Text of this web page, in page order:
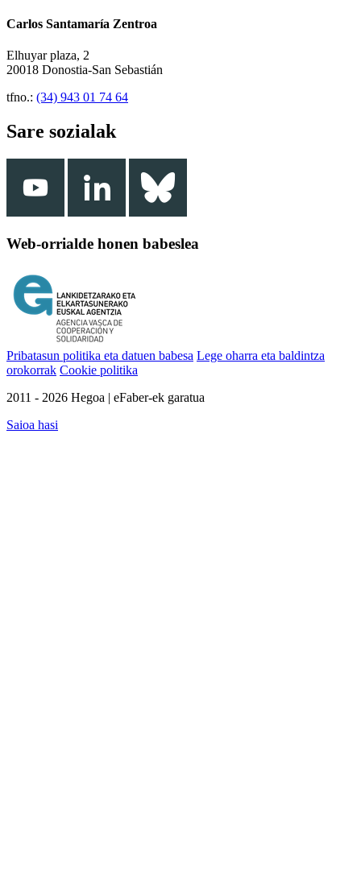
Carlos Santamaría Zentroa
Elhuyar plaza, 2
20018 Donostia-San Sebastián
tfno.: (34) 943 01 74 64
Sare sozialak
Web-orrialde honen babeslea
Pribatasun politika eta datuen babesa Lege oharra eta baldintza
orokorrak Cookie politika
2011 - 2026 Hegoa | eFaber-ek garatua
Saioa hasi